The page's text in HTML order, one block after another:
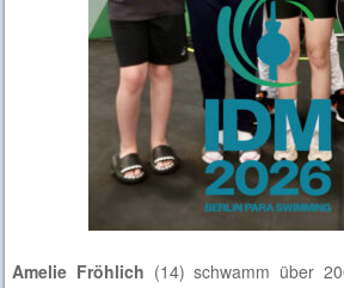
Amelie Fröhlich (14) schwamm über